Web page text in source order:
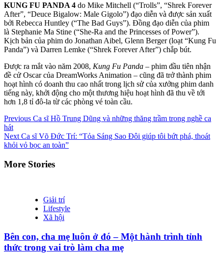
KUNG FU PANDA 4 do Mike Mitchell (“Trolls”, “Shrek Forever
After”, “Deuce Bigalow: Male Gigolo”) đạo diễn và được sản xuất
bởi Rebecca Huntley (“The Bad Guys”). Đồng đạo diễn của phim
là Stephanie Ma Stine (“She-Ra and the Princesses of Power”).
Kịch bản của phim do Jonathan Aibel, Glenn Berger (loạt “Kung Fu
Panda”) và Darren Lemke (“Shrek Forever After”) chắp bút.
Được ra mắt vào năm 2008, Kung Fu Panda – phim đầu tiên nhận
đề cử Oscar của DreamWorks Animation – cũng đã trở thành phim
hoạt hình có doanh thu cao nhất trong lịch sử của xưởng phim danh
tiếng này, khởi động cho một thương hiệu hoạt hình đã thu về tới
hơn 1,8 tỉ đô-la từ các phòng vé toàn cầu.
Continue
Reading
Previous Ca sĩ Hồ Trung Dũng và những thăng trầm trong nghề ca
hát
Next Ca sĩ Võ Đức Trí: “Tỏa Sáng Sao Đôi giúp tôi bứt phá, thoát
khỏi vỏ bọc an toàn”
More Stories
Giải trí
Lifestyle
Xã hội
Bên con, cha mẹ luôn ở đó – Một hành trình tỉnh
thức trong vai trò làm cha mẹ